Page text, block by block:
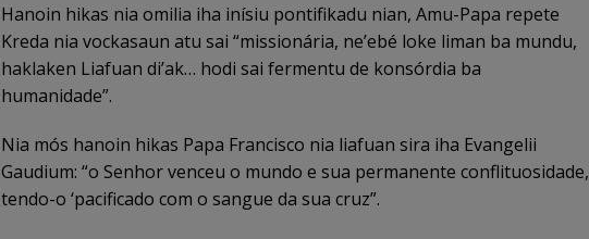
Hanoin hikas nia omilia iha inísiu pontifikadu nian, Amu-Papa repete
Kreda nia vockasaun atu sai “missionária, ne’ebé loke liman ba mundu,
haklaken Liafuan di’ak… hodi sai fermentu de konsórdia ba
humanidade”.
Nia mós hanoin hikas Papa Francisco nia liafuan sira iha Evangelii
Gaudium: “o Senhor venceu o mundo e sua permanente conflituosidade,
tendo-o ‘pacificado com o sangue da sua cruz”.